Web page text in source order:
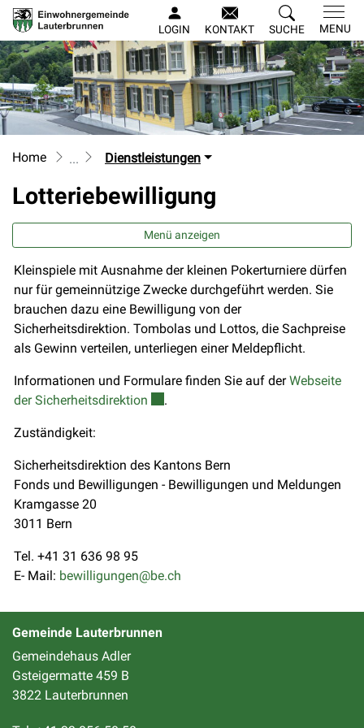
zur Startseite
Direkt zur Hauptnavigation
Direkt zum Inhalt
Direkt zur Suche
Direkt zum Stichwortverzeichnis
Lauterbrunnen
LOGIN KONTAKT SUCHE MENU
Home Dienstleistungen
Lotteriebewilligung
Menü anzeigen
Kleinspiele mit Ausnahme der kleinen Pokerturniere dürfen
nur für gemeinnützige Zwecke durchgeführt werden. Sie
brauchen dazu eine Bewilligung von der
Sicherheitsdirektion. Tombolas und Lottos, die Sachpreise
als Gewinn verteilen, unterliegen einer Meldepflicht.
Informationen und Formulare finden Sie auf derWebseite
der Sicherheitsdirektion Externer Link wird in einem neuen
.
Zuständigkeit:
Sicherheitsdirektion des Kantons Bern
Fonds und Bewilligungen - Bewilligungen und Meldungen
Kramgasse 20
3011 Bern
Tel. +41 31 636 98 95
E- Mail: bewilligungen@be.ch
Gemeinde Lauterbrunnen
Gemeindehaus Adler
Gsteigermatte 459 B
3822 Lauterbrunnen